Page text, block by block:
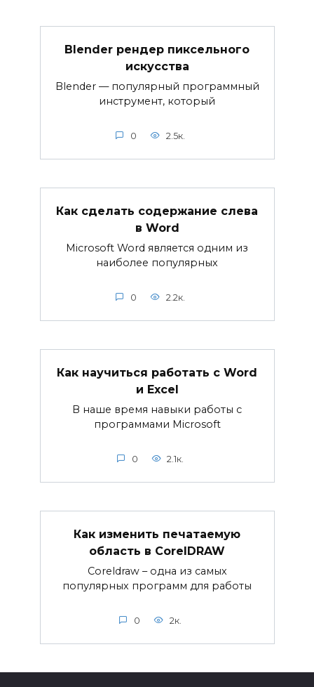
Blender рендер пиксельного
искусства
Blender — популярный программный
инструмент, который
0 2.5к.
Как сделать содержание слева
в Word
Microsoft Word является одним из
наиболее популярных
0 2.2к.
Как научиться работать с Word
и Excel
В наше время навыки работы с
программами Microsoft
0 2.1к.
Как изменить печатаемую
область в CorelDRAW
Coreldraw – одна из самых
популярных программ для работы
0 2к.